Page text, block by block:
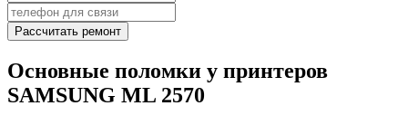
Рассчитать ремонт
Основные поломки у принтеров
SAMSUNG ML 2570